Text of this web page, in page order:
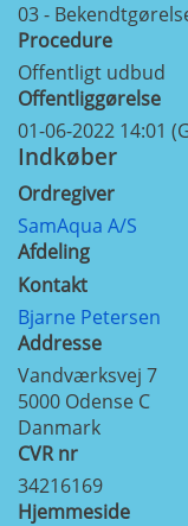
03 -
Procedure
Offentligt udbud
Offentliggørelse
01-06-2022 14:01
Indkøber
Ordregiver
SamAqua A/S
Afdeling
Kontakt
Bjarne Petersen
Addresse
Vandværksvej 7
5000 Odense C
Danmark
CVR nr
34216169
Hjemmeside